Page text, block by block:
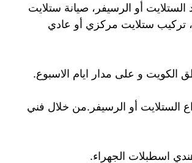
أو الرسيفر، صيانة ستلايت
تركيب ستلايت مركزي أو عادي
و على مدار ايام الاسبوع.
الستلايت أو الرسيفر.من خلال فني
اسطبلات الجهراء.